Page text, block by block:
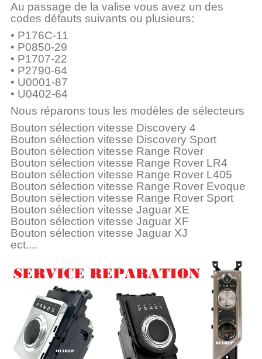
Au passage de la valise vous avez un des
codes défauts suivants ou plusieurs:
• P176C-11
• P0850-29
• P1707-22
• P2790-64
• U0001-87
• U0402-64
Nous réparons tous les modèles de sélecteurs
Bouton sélection vitesse Discovery 4
Bouton sélection vitesse Discovery Sport
Bouton sélection vitesse Range Rover
Bouton sélection vitesse Range Rover LR4
Bouton sélection vitesse Range Rover L405
Bouton sélection vitesse Range Rover Evoque
Bouton sélection vitesse Range Rover Sport
Bouton sélection vitesse Jaguar XE
Bouton sélection vitesse Jaguar XF
Bouton sélection vitesse Jaguar XJ
ect....